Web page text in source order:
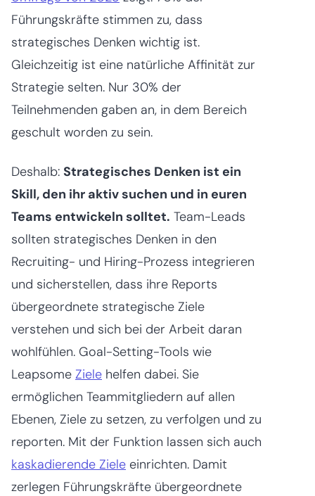
Führungskräfte stimmen zu, dass
strategisches Denken wichtig ist.
Gleichzeitig ist eine natürliche Affinität zur
Strategie selten. Nur 30% der
Teilnehmenden gaben an, in dem Bereich
geschult worden zu sein.
Deshalb: Strategisches Denken ist ein
Skill, den ihr aktiv suchen und in euren
Teams entwickeln solltet. Team-Leads
sollten strategisches Denken in den
Recruiting- und Hiring-Prozess integrieren
und sicherstellen, dass ihre Reports
übergeordnete strategische Ziele
verstehen und sich bei der Arbeit daran
wohlfühlen. Goal-Setting-Tools wie
Leapsome Ziele helfen dabei. Sie
ermöglichen Teammitgliedern auf allen
Ebenen, Ziele zu setzen, zu verfolgen und zu
reporten. Mit der Funktion lassen sich auch
kaskadierende Ziele einrichten. Damit
zerlegen Führungskräfte übergeordnete